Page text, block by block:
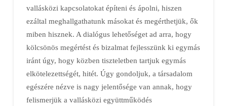
vallásközi kapcsolatokat építeni és ápolni, hiszen
ezáltal meghallgathatunk másokat és megérthetjük, ők
miben hisznek. A dialógus lehetőséget ad arra, hogy
kölcsönös megértést és bizalmat fejlesszünk ki egymás
iránt úgy, hogy közben tiszteletben tartjuk egymás
elkötelezettségét, hitét. Úgy gondoljuk, a társadalom
egészére nézve is nagy jelentősége van annak, hogy
felismerjük a vallásközi együttműködés